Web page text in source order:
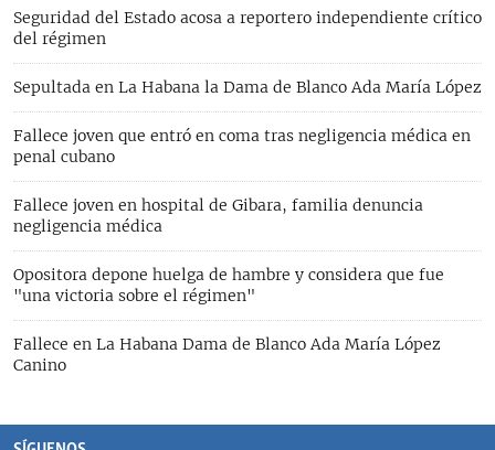
Seguridad del Estado acosa a reportero independiente crítico
del régimen
Sepultada en La Habana la Dama de Blanco Ada María López
Fallece joven que entró en coma tras negligencia médica en
penal cubano
Fallece joven en hospital de Gibara, familia denuncia
negligencia médica
Opositora depone huelga de hambre y considera que fue
"una victoria sobre el régimen"
Fallece en La Habana Dama de Blanco Ada María López
Canino